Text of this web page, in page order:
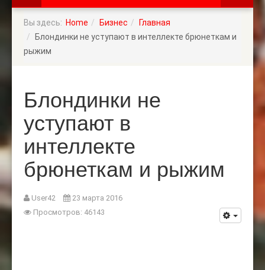
Вы здесь: Home Бизнес
Главная
Блондинки не уступают в интеллекте брюнеткам и
рыжим
Блондинки не
уступают в
интеллекте
брюнеткам и рыжим
User42
23 марта 2016
Просмотров: 46143